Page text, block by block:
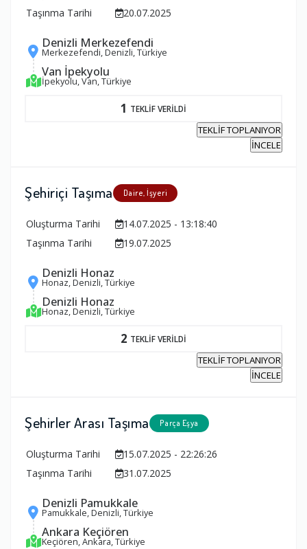
Taşınma Tarihi
20.07.2025
Denizli Merkezefendi
Merkezefendi, Denizli, Türkiye
Van İpekyolu
İpekyolu, Van, Türkiye
1 TEKLİF VERİLDİ
TEKLİF TOPLANIYOR
İNCELE
Şehiriçi Taşıma Daire, İşyeri
Oluşturma Tarihi
14.07.2025 - 13:18:40
Taşınma Tarihi
19.07.2025
Denizli Honaz
Honaz, Denizli, Türkiye
Denizli Honaz
Honaz, Denizli, Türkiye
2 TEKLİF VERİLDİ
TEKLİF TOPLANIYOR
İNCELE
Şehirler Arası Taşıma Parça Eşya
Oluşturma Tarihi
15.07.2025 - 22:26:26
Taşınma Tarihi
31.07.2025
Denizli Pamukkale
Pamukkale, Denizli, Türkiye
Ankara Keçiören
Keçiören, Ankara, Türkiye